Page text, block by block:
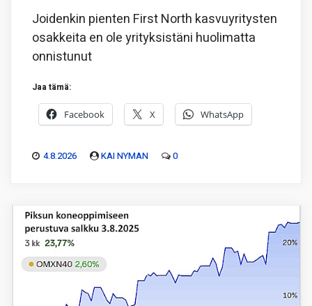
Joidenkin pienten First North kasvuyritysten
osakkeita en ole yrityksistäni huolimatta
onnistunut
Jaa tämä:
Facebook X WhatsApp
4.8.2026 KAI NYMAN 0